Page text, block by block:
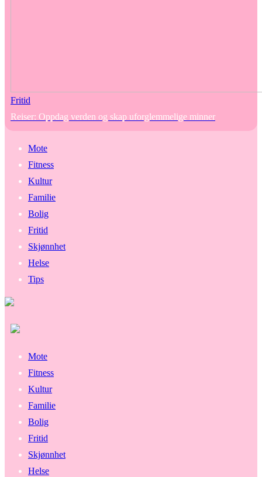
Fritid
Reiser: Oppdag verden og skap uforglemmelige minner
Mote
Fitness
Kultur
Familie
Bolig
Fritid
Skjønnhet
Helse
Tips
Mote
Fitness
Kultur
Familie
Bolig
Fritid
Skjønnhet
Helse